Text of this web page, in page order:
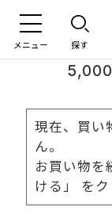
メニュー 探す
現在、買い
ん。
お買い物を
ける」 をク